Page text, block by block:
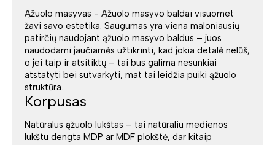
Ąžuolo masyvas - Ąžuolo masyvo baldai visuomet
žavi savo estetika. Saugumas yra viena maloniausių
patirčių naudojant ąžuolo masyvo baldus – juos
naudodami jaučiamės užtikrinti, kad jokia detalė nelūš,
o jei taip ir atsitiktų – tai bus galima nesunkiai
atstatyti bei sutvarkyti, mat tai leidžia puiki ąžuolo
struktūra.
Korpusas
Natūralus ąžuolo lukštas – tai natūraliu medienos
lukštu dengta MDP ar MDF plokštė, dar kitaip